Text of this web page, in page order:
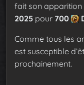
fait son apparition
2025 pour 700
Comme tous les
est susceptible
prochainement.